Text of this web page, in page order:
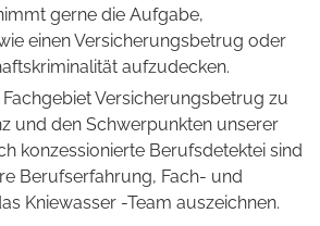
gerne die Aufgabe,
einen Versicherungsbetrug oder
aufzudecken.
Versicherungsbetrug zu
und den Schwerpunkten unserer
konzessionierte Berufsdetektei sind
Berufserfahrung, Fach- und
Kniewasser -Team auszeichnen.